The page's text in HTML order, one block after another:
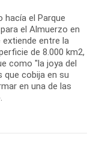
hacía el Parque
el Almuerzo en
entre la
de 8.000 km2,
como "la joya del
que cobija en su
en una de las